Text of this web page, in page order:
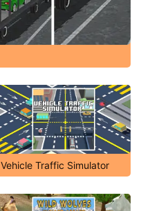
Vehicle Traffic Simulator